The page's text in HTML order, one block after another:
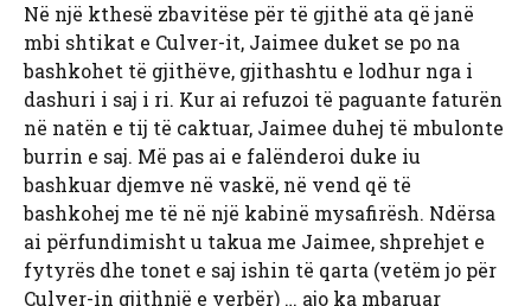
Në një kthesë zbavitëse për të gjithë ata që janë
mbi shtikat e Culver-it, Jaimee duket se po na
bashkohet të gjithëve, gjithashtu e lodhur nga i
dashuri i saj i ri. Kur ai refuzoi të paguante faturën
në natën e tij të caktuar, Jaimee duhej të mbulonte
burrin e saj. Më pas ai e falënderoi duke iu
bashkuar djemve në vaskë, në vend që të
bashkohej me të në një kabinë mysafirësh. Ndërsa
ai përfundimisht u takua me Jaimee, shprehjet e
fytyrës dhe tonet e saj ishin të qarta (vetëm jo për
Culver-in gjithnjë e verbër) … ajo ka mbaruar